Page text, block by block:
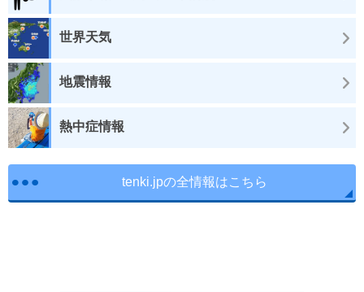
世界天気
地震情報
熱中症情報
tenki.jpの全情報はこちら